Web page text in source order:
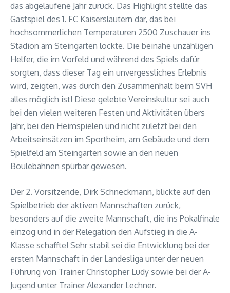
das abgelaufene Jahr zurück. Das Highlight stellte das
Gastspiel des 1. FC Kaiserslautern dar, das bei
hochsommerlichen Temperaturen 2500 Zuschauer ins
Stadion am Steingarten lockte. Die beinahe unzähligen
Helfer, die im Vorfeld und während des Spiels dafür
sorgten, dass dieser Tag ein unvergessliches Erlebnis
wird, zeigten, was durch den Zusammenhalt beim SVH
alles möglich ist! Diese gelebte Vereinskultur sei auch
bei den vielen weiteren Festen und Aktivitäten übers
Jahr, bei den Heimspielen und nicht zuletzt bei den
Arbeitseinsätzen im Sportheim, am Gebäude und dem
Spielfeld am Steingarten sowie an den neuen
Boulebahnen spürbar gewesen.
Der 2. Vorsitzende, Dirk Schneckmann, blickte auf den
Spielbetrieb der aktiven Mannschaften zurück,
besonders auf die zweite Mannschaft, die ins Pokalfinale
einzog und in der Relegation den Aufstieg in die A-
Klasse schaffte! Sehr stabil sei die Entwicklung bei der
ersten Mannschaft in der Landesliga unter der neuen
Führung von Trainer Christopher Ludy sowie bei der A-
Jugend unter Trainer Alexander Lechner.